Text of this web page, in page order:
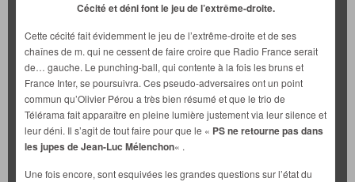
Cécité et déni font le jeu de l’extrême-droite.
Cette cécité fait évidemment le jeu de l’extrême-droite et de ses
chaînes de m. qui ne cessent de faire croire que Radio France serait
de… gauche. Le punching-ball, qui contente à la fois les bruns et
France Inter, se poursuivra. Ces pseudo-adversaires ont un point
commun qu’Olivier Pérou a très bien résumé et que le trio de
Télérama fait apparaître en pleine lumière justement via leur silence et
leur déni. Il s’agit de tout faire pour que le « PS ne retourne pas dans
les jupes de Jean-Luc Mélenchon« .
Une fois encore, sont esquivées les grandes questions sur l’état du